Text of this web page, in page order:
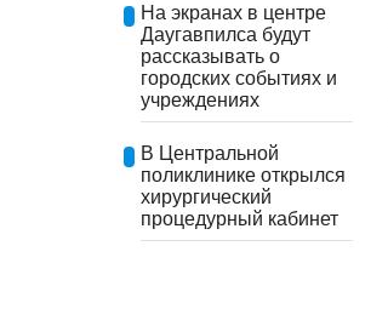
На экранах в центре
Даугавпилса будут
рассказывать о
городских событиях и
учреждениях
В Центральной
поликлинике открылся
хирургический
процедурный кабинет